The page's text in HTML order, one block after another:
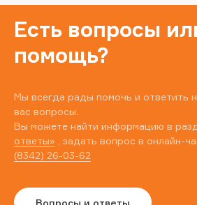
Есть вопросы
помощь?
Мы всегда рады помочь и ответить
вас вопросы.
Вы можете найти информацию в
ответы» , задать вопрос в онлайн-
(8342) 26-03-62
Вопросы и ответы